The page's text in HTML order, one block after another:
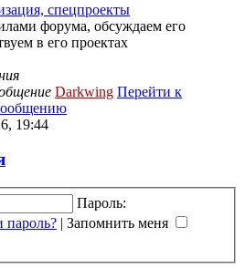
спецпроекты
форума, обсуждаем его
в его проектах
Darkwing Перейти к
19:44
Пароль:
пароль? | Запомнить меня